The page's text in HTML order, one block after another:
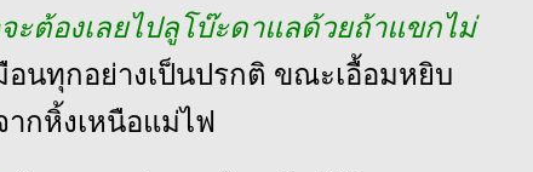
ะต้องเลยไปลูโบ๊ะดาแลด้วยถ้าแขกไม่
อนทุกอย่างเป็นปรกติ ขณะเอื้อมหยิบ
ากหิ้งเหนือแม่ไฟ